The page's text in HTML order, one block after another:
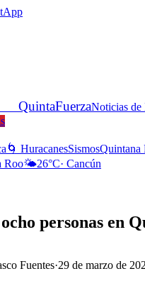
App
QuintaFuerzaNoticias de
🌀 HuracanesSismosQuintana
Roo🌤️26°C· Cancún
personas en
Fuentes·29 de marzo de